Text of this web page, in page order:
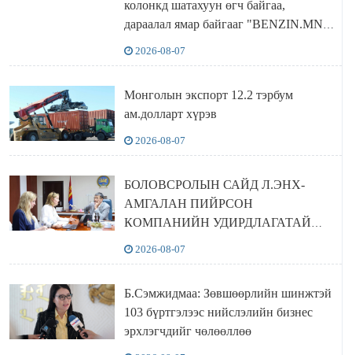
колонкд шатахуун өгч байгаа,
дараалал ямар байгааг "BENZIN.MN”
2026-08-07
Монголын экспорт 12.2 тэрбум
ам.долларт хүрэв
2026-08-07
БОЛОВСРОЛЫН САЙД Л.ЭНХ-
АМГАЛАН ПИЙРСОН
КОМПАНИЙН УДИРДЛАГАТАЙ
2026-08-07
Б.Сэмжидмаа: Зөвшөөрлийн шинжтэй
103 бүртгэлээс нийслэлийн бизнес
эрхлэгчдийг чөлөөллөө